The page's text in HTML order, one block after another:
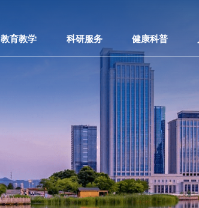
教育教学 科研服务 健康科普